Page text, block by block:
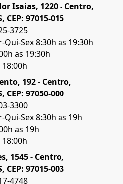
Isaias, 1220 - Centro,
CEP: 97015-015
3725
Qui-Sex 8:30h as 19:30h
as 19:30h
18:00h
192 - Centro,
CEP: 97050-000
3300
Qui-Sex 8:30h as 19h
as 19h
18:00h
1545 - Centro,
CEP: 97015-003
4748